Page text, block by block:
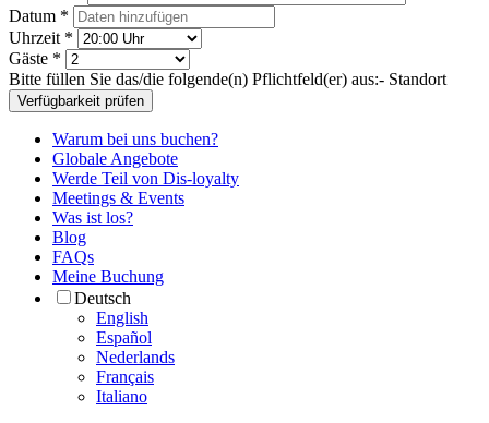
Datum *
Uhrzeit *
Gäste *
Bitte füllen Sie das/die folgende(n) Pflichtfeld(er) aus:- Standort
Verfügbarkeit prüfen
Warum bei uns buchen?
Globale Angebote
Werde Teil von Dis-loyalty
Meetings & Events
Was ist los?
Blog
FAQs
Meine Buchung
Deutsch
English
Español
Nederlands
Français
Italiano